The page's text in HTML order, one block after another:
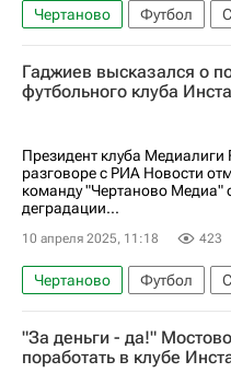
Чертаново Футбол
Наиль Умяров
Спартак
Кубок России по футболу
Трансферы
Трансферы
Гаджиев высказался о
футбольного клуба
Президент клуба
разговоре с РИА Новости
команду "Чертаново Медиа"
деградации...
10 апреля 2025, 11:18 423
Чертаново Футбол
Камил Гаджиев
Андрей Михайлов
"За деньги - да!"
поработать в клубе